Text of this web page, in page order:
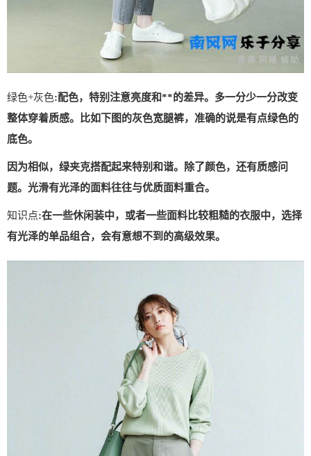
绿色+灰色:配色，特别注意亮度和**的差异。多一分少一分改变
整体穿着质感。比如下图的灰色宽腿裤，准确的说是有点绿色的
底色。
因为相似，绿夹克搭配起来特别和谐。除了颜色，还有质感问
题。光滑有光泽的面料往往与优质面料重合。
知识点:在一些休闲装中，或者一些面料比较粗糙的衣服中，选择
有光泽的单品组合，会有意想不到的高级效果。